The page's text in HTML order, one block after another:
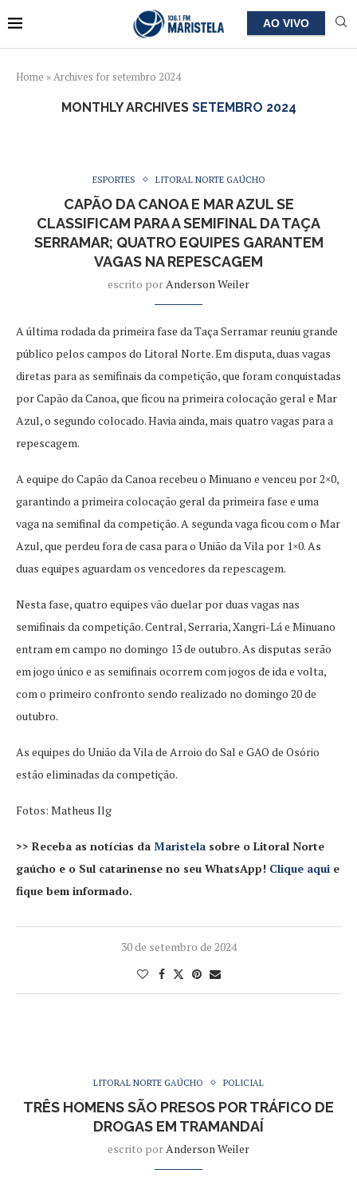
AO VIVO
Home »Archives for setembro 2024
MONTHLY ARCHIVES SETEMBRO 2024
ESPORTES LITORAL NORTE GAÚCHO
CAPÃO DA CANOA E MAR AZUL SE
CLASSIFICAM PARA A SEMIFINAL DA TAÇA
SERRAMAR; QUATRO EQUIPES GARANTEM
VAGAS NA REPESCAGEM
escrito porAnderson Weiler
A última rodada da primeira fase da Taça Serramar reuniu grande
público pelos campos do Litoral Norte. Em disputa, duas vagas
diretas para as semifinais da competição, que foram conquistadas
por Capão da Canoa, que ficou na primeira colocação geral e Mar
Azul, o segundo colocado. Havia ainda, mais quatro vagas para a
repescagem.
A equipe do Capão da Canoa recebeu o Minuano e venceu por 2×0,
garantindo a primeira colocação geral da primeira fase e uma
vaga na semifinal da competição. A segunda vaga ficou com o Mar
Azul, que perdeu fora de casa para o União da Vila por 1×0. As
duas equipes aguardam os vencedores da repescagem.
Nesta fase, quatro equipes vão duelar por duas vagas nas
semifinais da competição. Central, Serraria, Xangri-Lá e Minuano
entram em campo no domingo 13 de outubro. As disputas serão
em jogo único e as semifinais ocorrem com jogos de ida e volta,
com o primeiro confronto sendo realizado no domingo 20 de
outubro.
As equipes do União da Vila de Arroio do Sal e GAO de Osório
estão eliminadas da competição.
Fotos: Matheus Ilg
>> Receba as notícias da Maristela sobre o Litoral Norte
gaúcho e o Sul catarinense no seu WhatsApp! Clique aqui e
fique bem informado.
30 de setembro de 2024
LITORAL NORTE GAÚCHO POLICIAL
TRÊS HOMENS SÃO PRESOS POR TRÁFICO DE
DROGAS EM TRAMANDAÍ
escrito porAnderson Weiler